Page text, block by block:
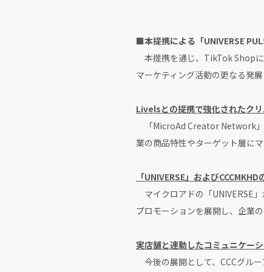
■本提携による「UNIVERSE
本提携を通じ、TikTok Shopに
マーケティング活動の更なる発展
Livelsとの提携で強化されたク
「MicroAd Creator Network」
業の商品特性やターゲット層に
「UNIVERSE」および
マイクロアドの「UNIVERSE
プロモーションを展開し、企業
実店舗と連動したコミュニケー
今後の展開として、CCCグル